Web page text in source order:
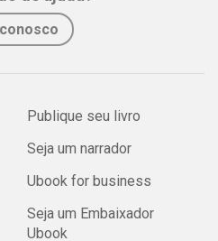
Publique seu livro
Seja um narrador
Ubook for business
Seja um Embaixador
Ubook